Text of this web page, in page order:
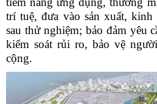
trí tuệ, đưa vào sản xuất, kinh
sau thử nghiệm; bảo đảm yêu
kiểm soát rủi ro, bảo vệ
cộng.